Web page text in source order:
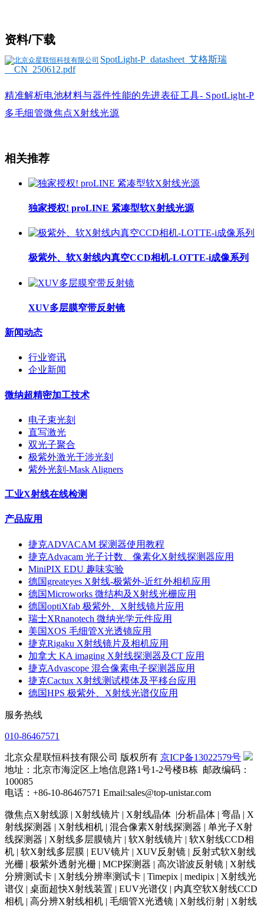
资料/下载
SpotLight-P_datasheet_艾格斯瑞
__CN_250612.pdf
精准解析电池材料与器件性能的先进表征工具- SpotLight-P
多毛细管微焦点X射线光源
相关推荐
独家授权! proLINE 紧凑型软X射线光源
极紫外、软X射线内真空CCD相机-LOTTE-i成像系列
XUV多层膜窄带反射镜
新闻动态
行业资讯
企业新闻
微纳超精密加工技术
电子束光刻
直写激光
双光子聚合
极紫外激光干涉光刻
紫外光刻-Mask Aligners
工业X射线在线检测
产品应用
捷克ADVACAM 探测器使用教程
捷克Advacam 光子计数、像素化X射线探测器应用
MiniPIX EDU 趣味实验
德国greateyes X射线-极紫外-近红外相机应用
德国Microworks 微结构及X射线光栅应用
德国optiXfab 极紫外、X射线镜片应用
瑞士XRnanotech 微纳光学元件应用
美国XOS 毛细管X光透镜应用
捷克Rigaku X射线镜片及相机应用
加拿大 KA imaging X射线探测器及CT 应用
捷克Advascope 混合像素电子探测器应用
捷克Cactux X射线测试模体及平移台应用
德国HPS 极紫外、X射线光谱仪应用
服务热线
010-86467571
北京众星联恒科技有限公司 版权所有 京ICP备13022579号
地址：北京市海淀区上地信息路1号1-2号楼B栋 邮政编码：
100085
电话：+86-10-86467571 Email:sales@top-unistar.com
微焦点X射线源 | X射线镜片 | X射线晶体 |分析晶体 | 弯晶 | X
射线探测器 | X射线相机 | 混合像素X射线探测器 | 单光子X射
线探测器 | X射线多层膜镜片 | 软X射线镜片 | 软X射线CCD相
机 | 软X射线多层膜 | EUV镜片 | XUV反射镜 | 反射式软X射线
光栅 | 极紫外透射光栅 | MCP探测器 | 高次谐波反射镜 | X射线
分辨测试卡 | X射线分辨率测试卡 | Timepix | medipix | X射线光
谱仪 | 桌面超快X射线装置 | EUV光谱仪 | 内真空软X射线CCD
相机 | 高分辨X射线相机 | 毛细管X光透镜 | X射线衍射 | X射线